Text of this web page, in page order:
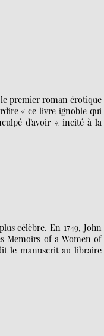
le premier roman érotique
« ce livre ignoble qui
d’avoir « incité à la
célèbre. En 1749, John
Memoirs of a Women of
le manuscrit au libraire